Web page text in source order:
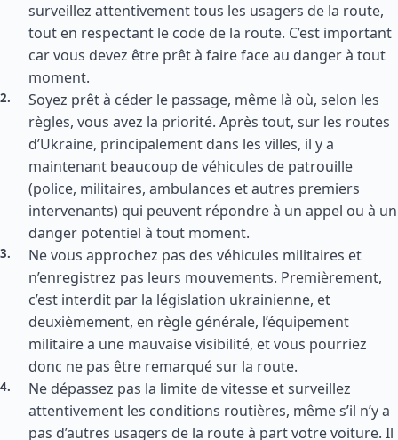
surveillez attentivement tous les usagers de la route,
tout en respectant le code de la route. C’est important
car vous devez être prêt à faire face au danger à tout
moment.
Soyez prêt à céder le passage, même là où, selon les
règles, vous avez la priorité. Après tout, sur les routes
d’Ukraine, principalement dans les villes, il y a
maintenant beaucoup de véhicules de patrouille
(police, militaires, ambulances et autres premiers
intervenants) qui peuvent répondre à un appel ou à un
danger potentiel à tout moment.
Ne vous approchez pas des véhicules militaires et
n’enregistrez pas leurs mouvements. Premièrement,
c’est interdit par la législation ukrainienne, et
deuxièmement, en règle générale, l’équipement
militaire a une mauvaise visibilité, et vous pourriez
donc ne pas être remarqué sur la route.
Ne dépassez pas la limite de vitesse et surveillez
attentivement les conditions routières, même s’il n’y a
pas d’autres usagers de la route à part votre voiture. Il